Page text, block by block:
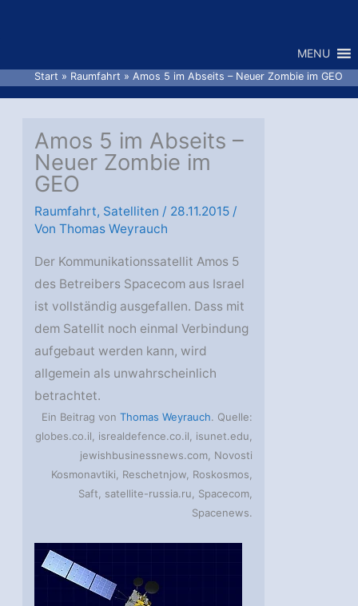
MENU
Start Raumfahrt Amos 5 im Abseits – Neuer Zombie im GEO
Amos 5 im Abseits –
Neuer Zombie im
GEO
Raumfahrt, Satelliten / 28.11.2015 /
VonThomas Weyrauch
Der Kommunikationssatellit Amos 5
des Betreibers Spacecom aus Israel
ist vollständig ausgefallen. Dass mit
dem Satellit noch einmal Verbindung
aufgebaut werden kann, wird
allgemein als unwahrscheinlich
betrachtet.
Ein Beitrag vonThomas Weyrauch. Quelle:
globes.co.il, isrealdefence.co.il, isunet.edu,
jewishbusinessnews.com, Novosti
Kosmonavtiki, Reschetnjow, Roskosmos,
Saft, satellite-russia.ru, Spacecom,
Spacenews.